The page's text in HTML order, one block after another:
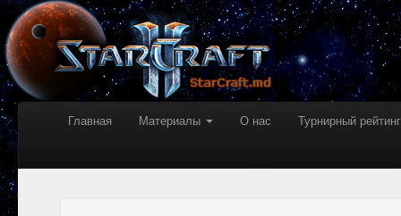
Главная Материалы О нас Турнирный рейтинг